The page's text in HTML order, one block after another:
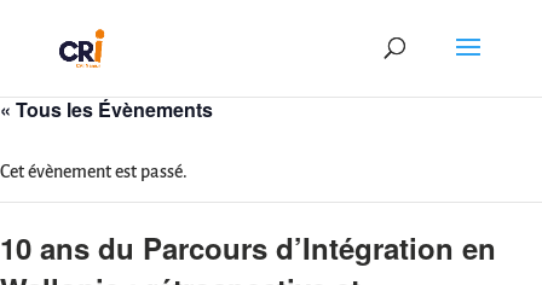
« Tous les Évènements
Cet évènement est passé.
10 ans du Parcours d’Intégration en